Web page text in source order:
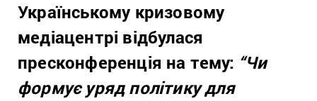
Українському кризовому
медіацентрі відбулася
пресконференція на тему: “Чи
формує уряд політику для